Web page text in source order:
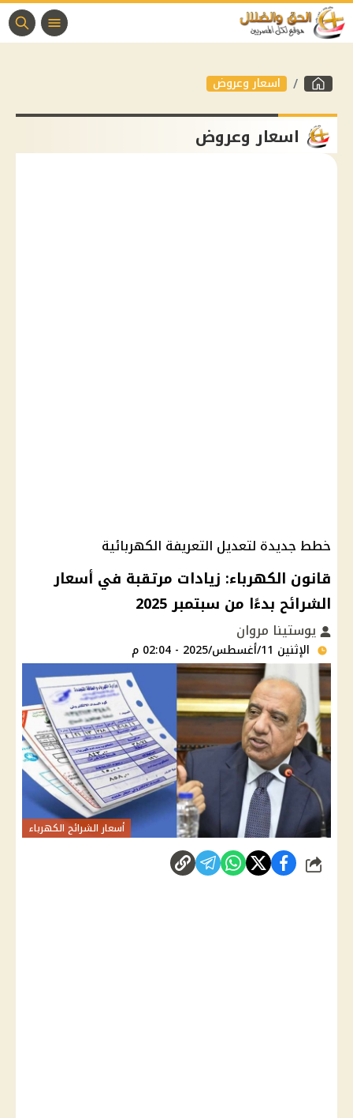
اسعار وعروض
اسعار وعروض
خطط جديدة لتعديل التعريفة الكهربائية
قانون الكهرباء: زيادات مرتقبة في أسعار
الشرائح بدءًا من سبتمبر 2025
يوستينا مروان
الإثنين 11/أغسطس/2025 - 02:04 م
أسعار الشرائح الكهرباء
شارك